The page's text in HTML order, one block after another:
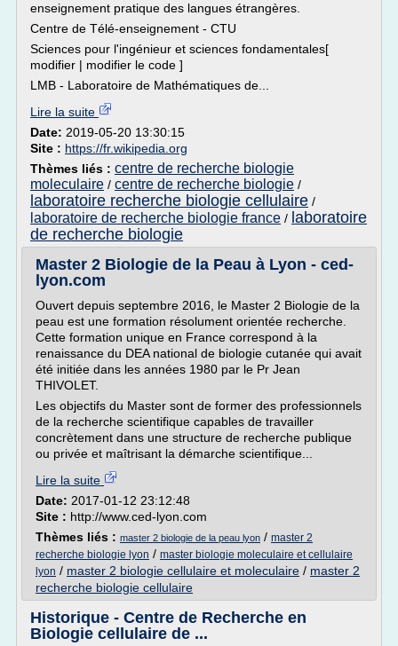
enseignement pratique des langues étrangères.
Centre de Télé-enseignement - CTU
Sciences pour l'ingénieur et sciences fondamentales[
modifier | modifier le code ]
LMB - Laboratoire de Mathématiques de...
Lire la suite
Date: 2019-05-20 13:30:15
Site : https://fr.wikipedia.org
Thèmes liés : centre de recherche biologie
moleculaire / centre de recherche biologie /
laboratoire recherche biologie cellulaire /
laboratoire de recherche biologie france / laboratoire
de recherche biologie
Master 2 Biologie de la Peau à Lyon - ced-
lyon.com
Ouvert depuis septembre 2016, le Master 2 Biologie de la
peau est une formation résolument orientée recherche.
Cette formation unique en France correspond à la
renaissance du DEA national de biologie cutanée qui avait
été initiée dans les années 1980 par le Pr Jean
THIVOLET.
Les objectifs du Master sont de former des professionnels
de la recherche scientifique capables de travailler
concrètement dans une structure de recherche publique
ou privée et maîtrisant la démarche scientifique...
Lire la suite
Date: 2017-01-12 23:12:48
Site : http://www.ced-lyon.com
Thèmes liés : master 2 biologie de la peau lyon / master 2
recherche biologie lyon / master biologie moleculaire et cellulaire
lyon / master 2 biologie cellulaire et moleculaire / master 2
recherche biologie cellulaire
Historique - Centre de Recherche en
Biologie cellulaire de ...